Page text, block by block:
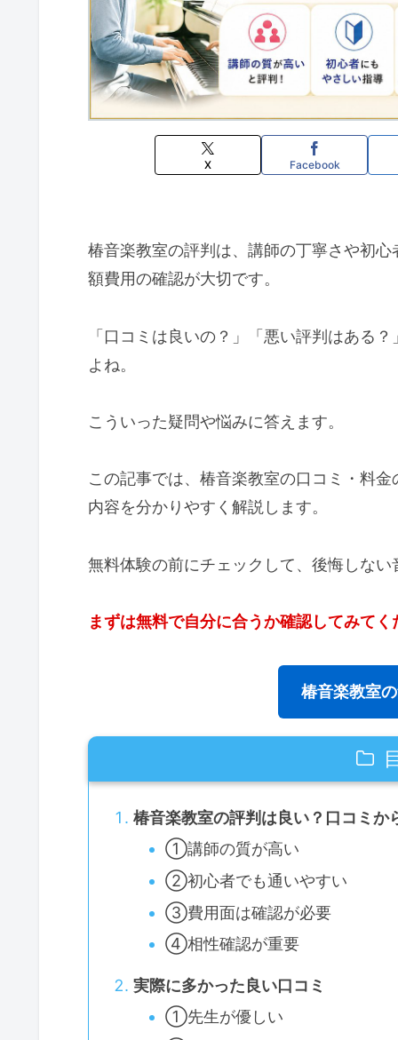
X Facebook
椿音楽教室の評判は、講師の丁寧さや初
額費用の確認が大切です。
「口コミは良いの？」「悪い評判はある
よね。
こういった疑問や悩みに答えます。
この記事では、椿音楽教室の口コミ・料
内容を分かりやすく解説します。
無料体験の前にチェックして、後悔しない
まずは無料で自分に合うか確認してみてく
椿音楽教室
椿音楽教室の評判は良い？口コミか
①講師の質が高い
②初心者でも通いやすい
③費用面は確認が必要
④相性確認が重要
実際に多かった良い口コミ
①先生が優しい